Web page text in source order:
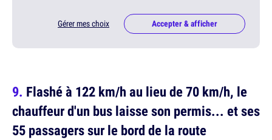
Gérer mes choix Accepter & afficher
Flashé à 122 km/h au lieu de 70 km/h, le
chauffeur d'un bus laisse son permis... et ses
55 passagers sur le bord de la route